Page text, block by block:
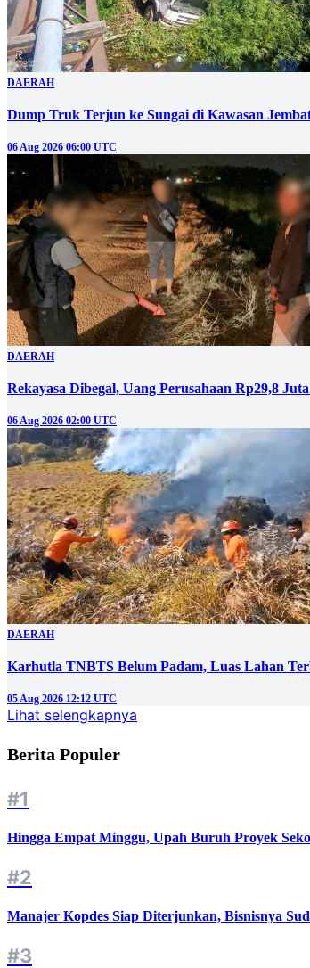
DAERAH
Dump Truk Terjun ke Sungai di Kawasan
06 Aug 2026 06:00 UTC
DAERAH
Rekayasa Dibegal, Uang Perusahaan Rp29,8
06 Aug 2026 02:00 UTC
DAERAH
Karhutla TNBTS Belum Padam, Luas Lahan
05 Aug 2026 12:12 UTC
Lihat selengkapnya
Berita Populer
#1
Hingga Empat Minggu, Upah Buruh Proyek
#2
Manajer Kopdes Siap Diterjunkan, Bisnisnya
#3